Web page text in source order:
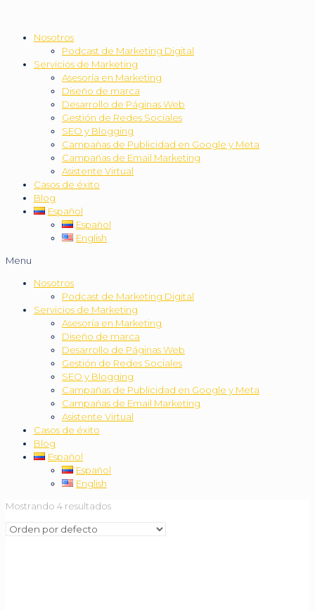
Nosotros
Podcast de Marketing Digital
Servicios de Marketing
Asesoría en Marketing
Diseño de marca
Desarrollo de Páginas Web
Gestión de Redes Sociales
SEO y Blogging
Campañas de Publicidad en Google y Meta
Campañas de Email Marketing
Asistente Virtual
Casos de éxito
Blog
Español
Español
English
Menu
Nosotros
Podcast de Marketing Digital
Servicios de Marketing
Asesoría en Marketing
Diseño de marca
Desarrollo de Páginas Web
Gestión de Redes Sociales
SEO y Blogging
Campañas de Publicidad en Google y Meta
Campañas de Email Marketing
Asistente Virtual
Casos de éxito
Blog
Español
Español
English
Mostrando 4 resultados